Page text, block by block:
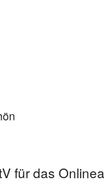
für das